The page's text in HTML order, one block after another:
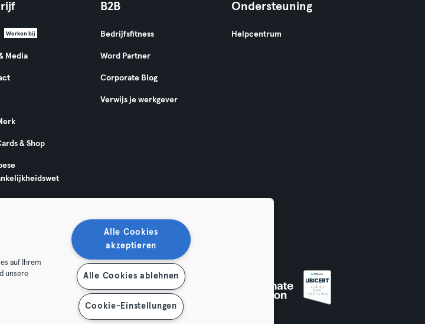
Werken bij
Media
& Shop
B2B
Bedrijfsfitness
Word Partner
Corporate Blog
Verwijs je werkgever
Ondersteuning
Helpcentrum
auf Ihrem
unsere
Alle Cookies
akzeptieren
Alle Cookies ablehnen
Cookie-Einstellungen